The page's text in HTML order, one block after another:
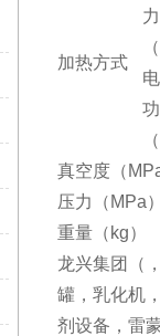
加热方式
力
真空度（
压力（MPa
重量（kg）
龙兴集团（
罐，乳化机
剂设备，雷